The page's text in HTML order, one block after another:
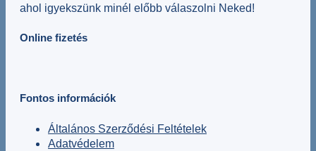
ahol igyekszünk minél előbb válaszolni Neked!
Online fizetés
Fontos információk
Általános Szerződési Feltételek
Adatvédelem